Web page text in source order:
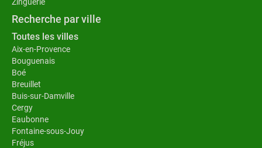
Recherche par ville
Toutes les villes
Aix-en-Provence
Bouguenais
Boé
Breuillet
Buis-sur-Damville
Cergy
Eaubonne
Fontaine-sous-Jouy
Fréjus